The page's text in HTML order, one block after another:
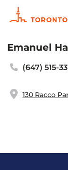
Emanuel
(647) 515-
130 Racco